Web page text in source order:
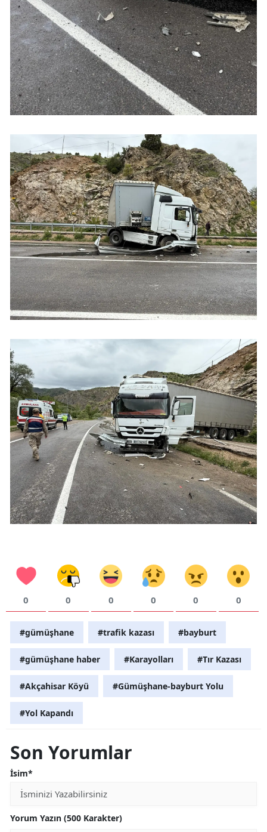
Samsun
Siirt
Sinop
Sivas
Tekirdağ
Tokat
Trabzon
Tunceli
Şanlıurfa
Uşak
Van
Yozgat
Zonguldak
Aksaray
Karaman
Kırıkkale
Batman
Şırnak
Bartın
Ardahan
Karabük
Kilis
Osmaniye
Düzce
0 0 0 0 0 0
#gümüşhane #trafik kazası #bayburt
#gümüşhane haber #Karayolları #Tır Kazası
#Akçahisar Köyü #Gümüşhane-bayburt Yolu
#Yol Kapandı
Son Yorumlar
İsim*
Yorum Yazın (500 Karakter)